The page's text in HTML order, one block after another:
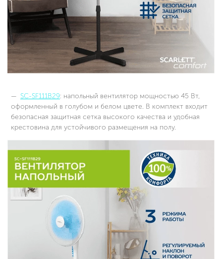
SC-SF111B29: напольный вентилятор мощностью 45 Вт,
оформленный в голубом и белом цвете. В комплект входит
безопасная защитная сетка высокого качества и удобная
крестовина для устойчивого размещения на полу.